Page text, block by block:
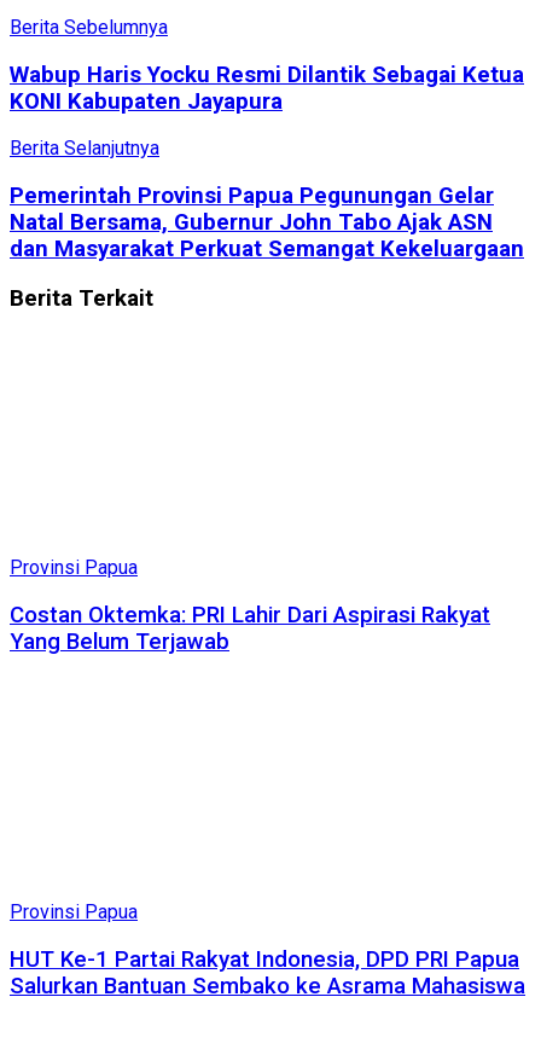
Berita Sebelumnya
Wabup Haris Yocku Resmi Dilantik Sebagai Ketua
KONI Kabupaten Jayapura
Berita Selanjutnya
Pemerintah Provinsi Papua Pegunungan Gelar
Natal Bersama, Gubernur John Tabo Ajak ASN
dan Masyarakat Perkuat Semangat Kekeluargaan
Berita Terkait
Provinsi Papua
Costan Oktemka: PRI Lahir Dari Aspirasi Rakyat
Yang Belum Terjawab
Provinsi Papua
HUT Ke-1 Partai Rakyat Indonesia, DPD PRI Papua
Salurkan Bantuan Sembako ke Asrama Mahasiswa